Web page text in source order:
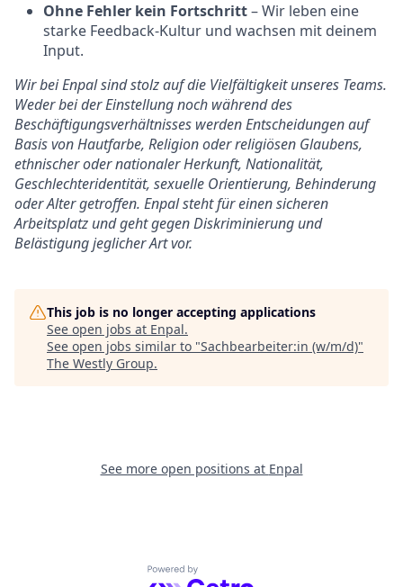
Ohne Fehler kein Fortschritt– Wir leben eine
starke Feedback-Kultur und wachsen mit deinem
Input.
Wir bei Enpal sind stolz auf die Vielfältigkeit unseres Teams.
Weder bei der Einstellung noch während des
Beschäftigungsverhältnisses werden Entscheidungen auf
Basis von Hautfarbe, Religion oder religiösen Glaubens,
ethnischer oder nationaler Herkunft, Nationalität,
Geschlechteridentität, sexuelle Orientierung, Behinderung
oder Alter getroffen. Enpal steht für einen sicheren
Arbeitsplatz und geht gegen Diskriminierung und
Belästigung jeglicher Art vor.
This job is no longer accepting applications
See open jobs at Enpal.
See open jobs similar to "Sachbearbeiter:in (w/m/d)"
The Westly Group.
See more open positions at Enpal
Powered by Getro.com